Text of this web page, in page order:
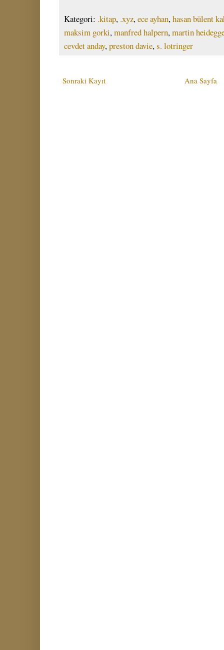
Kategori: .kitap, .xyz,ece ayhan,hasan bülent
maksim gorki,manfred halpern,martin
cevdet anday,preston davie,s. lotringer
Sonraki Kayıt Ana Sayfa